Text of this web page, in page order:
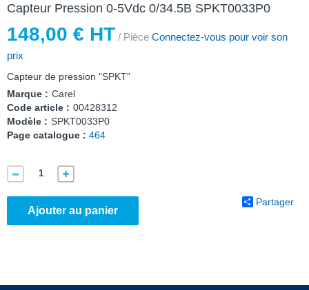
Capteur Pression 0-5Vdc 0/34.5B SPKT0033P0
148,00 € HT / Pièce Connectez-vous pour voir son
prix
Capteur de pression "SPKT"
Marque : Carel
Code article : 00428312
Modèle : SPKT0033P0
Page catalogue : 464
Ajouter au panier
Partager